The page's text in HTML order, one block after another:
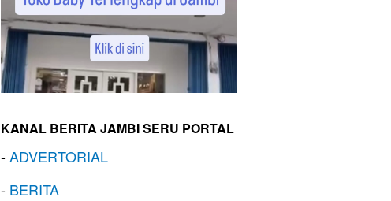
KANAL BERITA JAMBI SERU PORTAL
-ADVERTORIAL
- BERITA